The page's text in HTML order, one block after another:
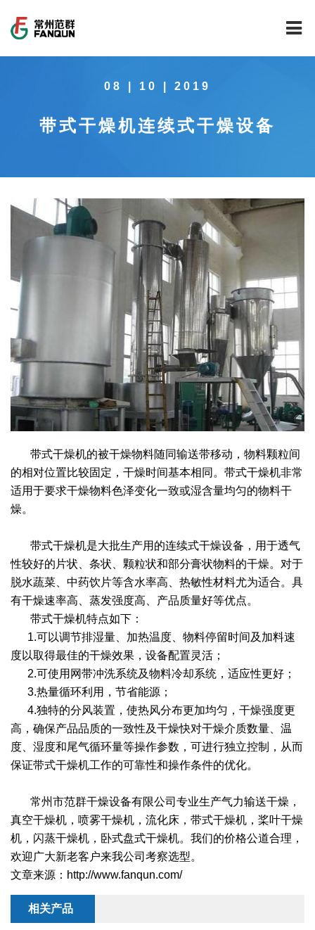
公司荣誉
范群文化
载体催化剂全自动生产线系列
回转圆筒干燥焙烧系列
带式干燥焙烧系列
真空干燥系列
圆盘干燥机系列
载体干燥系列
烘箱干燥系列
管束干燥系列
干燥配套装置
新能源新材料行业
制药行业
化工行业
技术中心
工程实验室
新闻中心
技术专栏
服务中心
社会责任
全球契约组织成员
节能环保
社会责任报告
绿色发展
绿色供应链
人才招聘
联系我们
08 | 10 | 2019
带式干燥机连续式干燥设备
带式干燥机的被干燥物料随同输送带移动，物料颗粒间
的相对位置比较固定，干燥时间基本相同。带式干燥机非常
适用于要求干燥物料色泽变化一致或湿含量均匀的物料干
燥。
带式干燥机是大批生产用的连续式干燥设备，用于透气
性较好的片状、条状、颗粒状和部分膏状物料的干燥。对于
脱水蔬菜、中药饮片等含水率高、热敏性材料尤为适合。具
有干燥速率高、蒸发强度高、产品质量好等优点。
带式干燥机特点如下：
1.可以调节排湿量、加热温度、物料停留时间及加料速
度以取得最佳的干燥效果，设备配置灵活；
2.可使用网带冲洗系统及物料冷却系统，适应性更好；
3.热量循环利用，节省能源；
4.独特的分风装置，使热风分布更加均匀，干燥强度更
高，确保产品品质的一致性及干燥快对干燥介质数量、温
度、湿度和尾气循环量等操作参数，可进行独立控制，从而
保证带式干燥机工作的可靠性和操作条件的优化。
常州市范群干燥设备有限公司专业生产气力输送干燥，
真空干燥机，喷雾干燥机，流化床，带式干燥机，桨叶干燥
机，闪蒸干燥机，卧式盘式干燥机。我们的价格公道合理，
欢迎广大新老客户来我公司考察选型。
文章来源：http://www.fanqun.com/
相关产品